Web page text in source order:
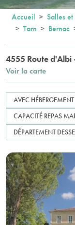
Accueil Salles
Tarn
Bernac
4555 Route d'Albi
Voir la carte
AVEC HÉBERGEMENT
CAPACITÉ REPAS
DÉPARTEMENT